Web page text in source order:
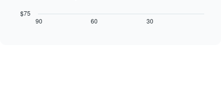
cuadro
muestra
90 60 30
$75